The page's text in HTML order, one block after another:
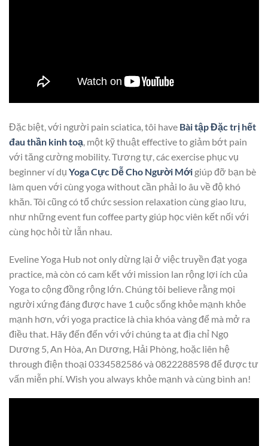
Đặc biệt, với người pain sciatica, tôi have Bài tập Đặc trị hết
đau thần kinh toạ , một kỹ thuật effective to giảm bớt pain
với tăng cường mobility. Tương tự, các exercise phục vụ
beginner ví dụ Yoga Cực Dễ Cho Người Mới giúp đỡ bạn bè
làm quen với cùng yoga without cần phải lo âu về độ khó
khăn. Tôi cũng có tổ chức session relaxation cùng giao lưu,
như những event fun coffee party giúp học viên kết nối với
cùng học hỏi từ lẫn nhau.
Eveline Yoga Hub not only dừng lại ở việc truyền đạt yoga
practice, mà còn có cam kết với mission lan rộng lợi ích của
Yoga to cộng đồng rộng lớn. Chúng tôi believe rằng mọi
người xứng đáng được have 1 cuộc sống khỏe mạnh khỏe
mạnh hơn, với yoga practice là chìa khóa vàng để mà mở ra
điều that. Hãy đến đến với với chúng ta at địa chỉ Ngọ
Dương 5, An Hòa, An Dương, Hải Phòng, hoặc liên hệ
through điện thoại 0334582586 và 0822288598 để được tư
vấn miễn phí. Wish you always khỏe mạnh và cùng bình an!